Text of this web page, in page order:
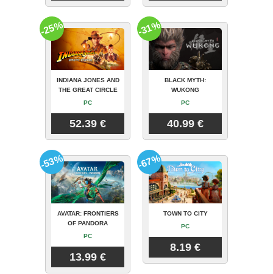
INDIANA JONES AND
THE GREAT CIRCLE
PC
52.39 €
-25%
BLACK MYTH:
WUKONG
PC
40.99 €
-31%
AVATAR: FRONTIERS
OF PANDORA
PC
13.99 €
-53%
TOWN TO CITY
PC
8.19 €
-67%